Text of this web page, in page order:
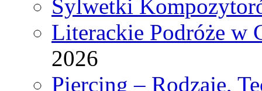
Sylwetki
Literackie Podróże w
2026
Piercing – Rodzaje,